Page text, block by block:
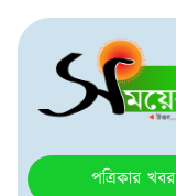
পত্রিকার খবর